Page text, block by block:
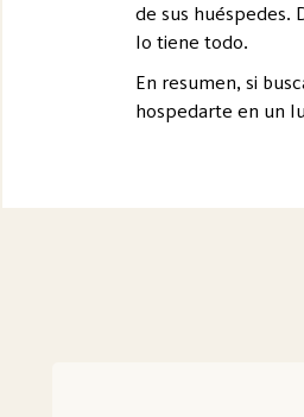
de sus huéspedes.
lo tiene todo.
En resumen, si
hospedarte en un